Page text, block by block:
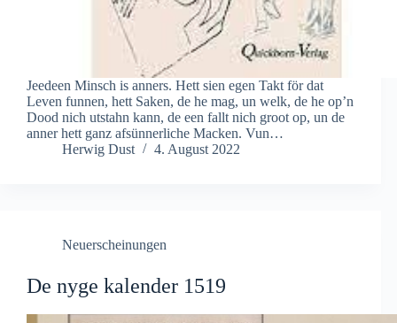
Jeedeen Minsch is anners. Hett sien egen Takt för dat
Leven funnen, hett Saken, de he mag, un welk, de he op’n
Dood nich utstahn kann, de een fallt nich groot op, un de
anner hett ganz afsünnerliche Macken. Vun…
Herwig Dust
4. August 2022
Neuerscheinungen
De nyge kalender 1519